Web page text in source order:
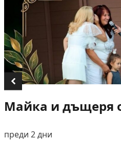
Майка и дъщеря
преди 2 дни